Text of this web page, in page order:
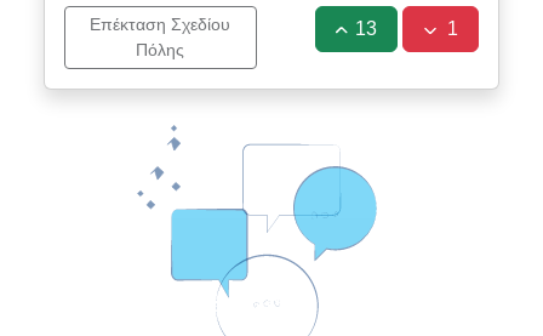
Επέκταση Σχεδίου
Πόλης
13 1